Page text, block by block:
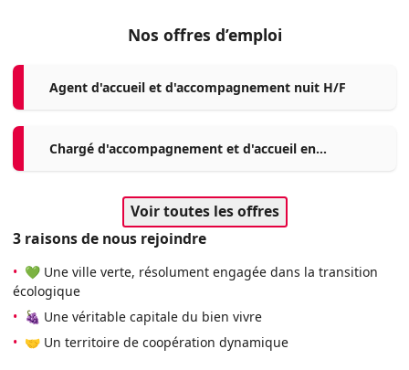
Nos offres d’emploi
3 raisons de nous rejoindre
• 💚 Une ville verte, résolument engagée dans la transition
écologique
• 🍇 Une véritable capitale du bien vivre
• 🤝 Un territoire de coopération dynamique
Agent d'accueil et d'accompagnement nuit H/F
Chargé d'accompagnement et d'accueil en
Voir toutes les offres